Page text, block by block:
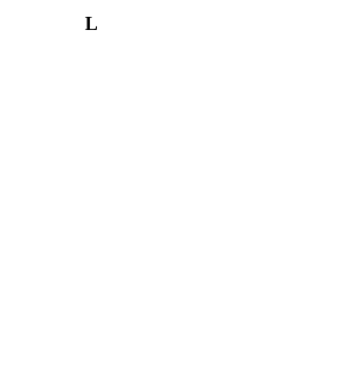
Llunes